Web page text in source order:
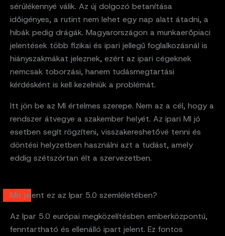
sérülékennyé válik. Az új dolgozó betanítása
időigényes, a rutint nem lehet egy nap alatt átadni, a
hibák pedig drágák. Magyarországon a munkaerőpiaci
jelentések több fizikai és ipari jellegű foglalkozásnál is
hiányszakmákat jeleznek, ezért az ipari cégeknek
nemcsak toborzási, hanem tudásmegtartási
kérdésként is kell kezelniük a problémát.
Itt jön be az MI értelmes szerepe. Nem az a cél, hogy a
rendszer átvegye a szakember helyét. Az ipari MI jó
esetben segít rögzíteni, visszakereshetővé tenni és
döntési helyzetben használni azt a tudást, amely
eddig szétszórtan élt a szervezetben.
Mit jelent ez az Ipar 5.0 szemléletében?
Az Ipar 5.0 európai megközelítésben emberközpontú,
fenntartható és ellenálló ipart jelent. Ez fontos